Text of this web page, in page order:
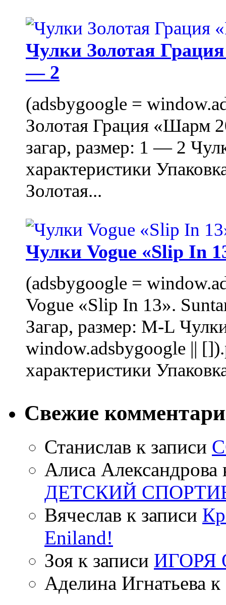
Чулки Золотая
— 2
(adsbygoogle =
Золотая Грация «Шарм
загар, размер: 1 — 2
характеристики
Золотая...
Чулки Vogue «Slip In
(adsbygoogle =
Vogue «Slip In 13».
Загар, размер: M-L
window.adsbygoogle ||
характеристики
Свежие
Станислав к записи
Алиса Александрова
ДЕТСКИЙ
Вячеслав к записи
Eniland!
Зоя к записи ИГОРЯ
Аделина Игнатьева к